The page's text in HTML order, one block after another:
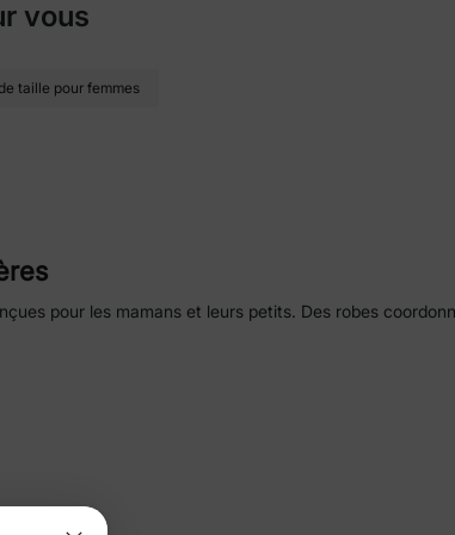
vous
taille pour femmes
pour les mamans et leurs petits. Des robes
ou des occasions plus habillées. Des matières